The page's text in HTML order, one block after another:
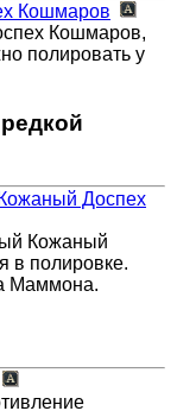
Кошмаров
Кошмаров,
полировать у
Доспех
Кожаный
в полировке.
Маммона.